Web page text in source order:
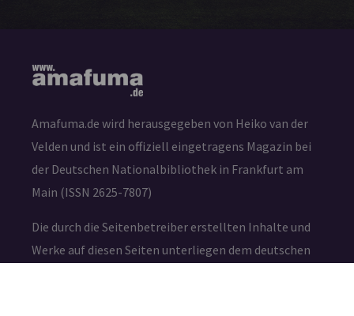
Amafuma.de wird herausgegeben von Heiko van der
Velden und ist ein offiziell eingetragens Magazin bei
der Deutschen Nationalbibliothek in Frankfurt am
Main (ISSN 2625-7807)
Die durch die Seitenbetreiber erstellten Inhalte und
Werke auf diesen Seiten unterliegen dem deutschen